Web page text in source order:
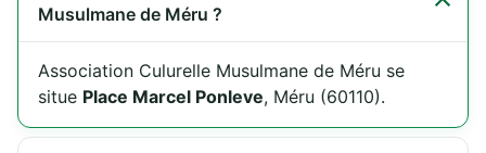
Musulmane de Méru ?
Association Culurelle Musulmane de Méru se
situe Place Marcel Ponleve, Méru (60110).